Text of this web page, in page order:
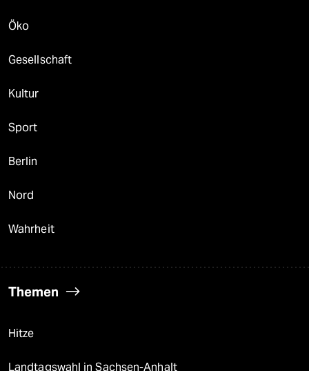
Öko
Gesellschaft
Kultur
Sport
Berlin
Nord
Wahrheit
Themen
Hitze
Landtagswahl in Sachsen-Anhalt